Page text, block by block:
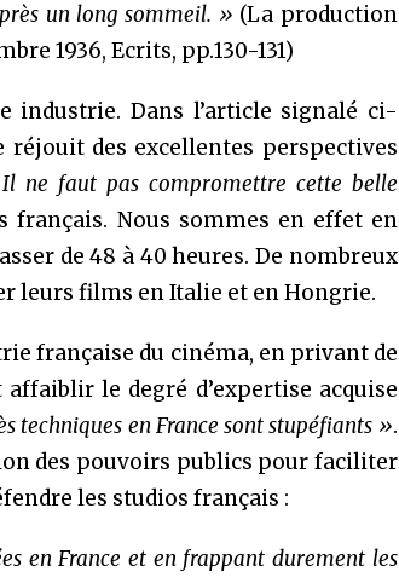
un long sommeil. » (La production
1936, Ecrits, pp.130-131)
industrie. Dans l’article signalé ci-
réjouit des excellentes perspectives
ne faut pas compromettre cette belle
français. Nous sommes en effet en
de 48 à 40 heures. De nombreux
leurs films en Italie et en Hongrie.
française du cinéma, en privant de
le degré d’expertise acquise
techniques en France sont stupéfiants ».
des pouvoirs publics pour faciliter
les studios français :
en France et en frappant durement les